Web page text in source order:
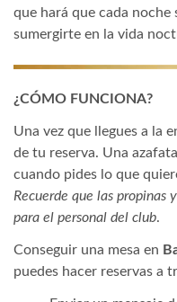
que hará que cada noche
sumergirte en la vida
¿CÓMO FUNCIONA?
Una vez que llegues a la
de tu reserva. Una
cuando pides lo que
Recuerde que las propinas
para el personal del club.
Conseguir una mesa en
puedes hacer reservas a